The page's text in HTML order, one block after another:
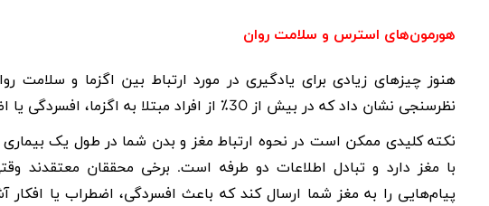
هورمون‌های استرس و سلامت روان
هنوز چیزهای زیادی برای یادگیری در مورد ارتباط بین اگزما و
نظرسنجی نشان داد که در بیش از 30٪ از افراد مبتلا به اگزما، افسردگی یا اضطراب تشخیص داده شده است.
نکته کلیدی ممکن است در نحوه ارتباط مغز و بدن شما در طول یک بیماری
با مغز دارد و تبادل اطلاعات دو طرفه است. برخی محققان معتقدند
پیام‌هایی را به مغز شما ارسال کند که باعث افسردگی، اضطراب یا